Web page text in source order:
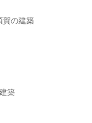
賀の建築
築